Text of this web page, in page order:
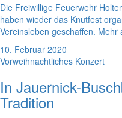
Die Freiwillige Feuerwehr
haben wieder das Knutfest
Vereinsleben geschaffen. Mehr
10. Februar 2020
Vorweihnachtliches Konzert
In Jauernick-
Tradition